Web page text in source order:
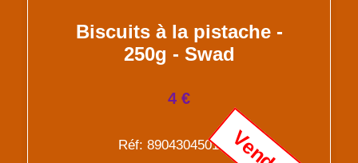
Biscuits à la pistache -
250g - Swad
4 €
Réf: 8904304501152